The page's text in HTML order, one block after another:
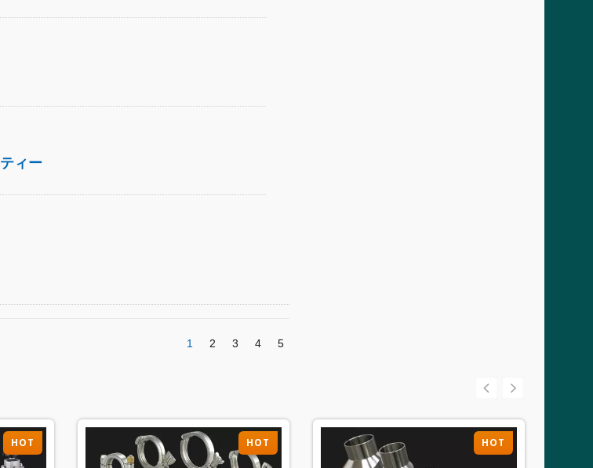
ィー
1 2 3 4 5
HOT HOT HOT